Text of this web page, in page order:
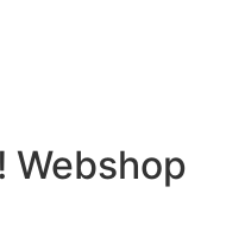
Webshop